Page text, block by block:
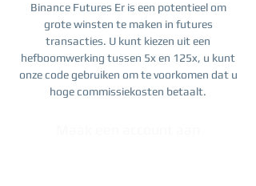
Binance Futures Er is een potentieel om
grote winsten te maken in futures
transacties. U kunt kiezen uit een
hefboomwerking tussen 5x en 125x, u kunt
onze code gebruiken om te voorkomen dat u
hoge commissiekosten betaalt.